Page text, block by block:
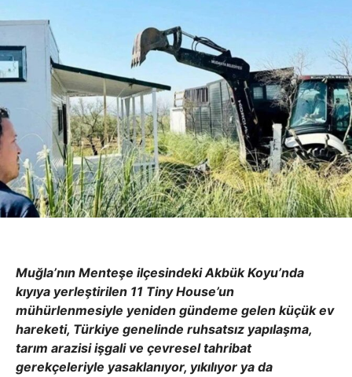
Muğla’nın Menteşe ilçesindeki Akbük Koyu’nda
kıyıya yerleştirilen 11 Tiny House’un
mühürlenmesiyle yeniden gündeme gelen küçük ev
hareketi, Türkiye genelinde ruhsatsız yapılaşma,
tarım arazisi işgali ve çevresel tahribat
gerekçeleriyle yasaklanıyor, yıkılıyor ya da